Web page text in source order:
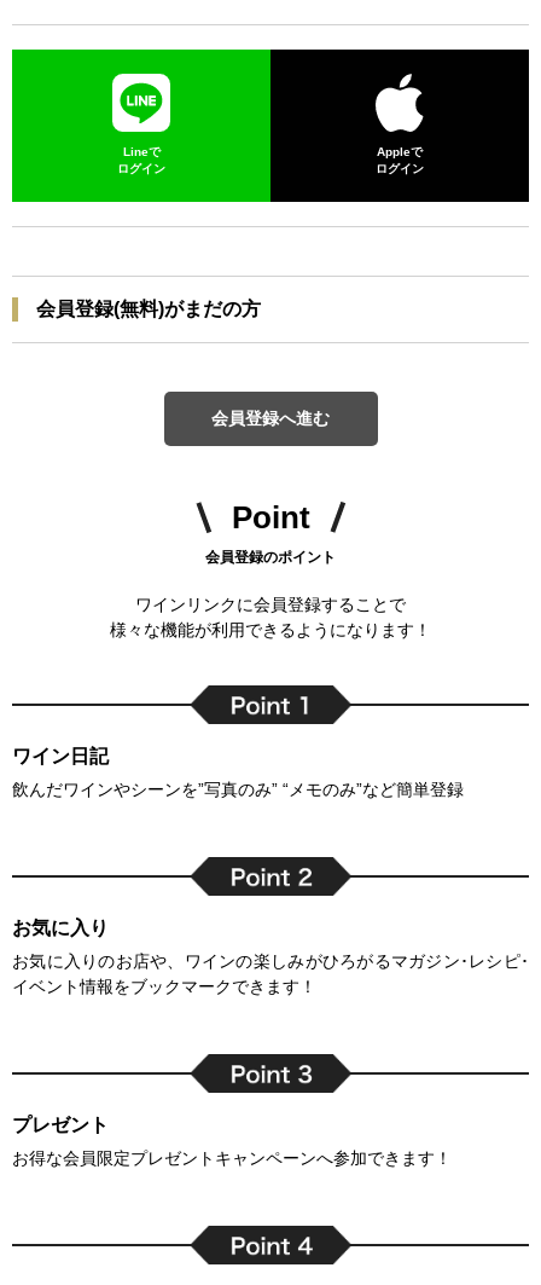
Lineで
ログイン
Appleで
ログイン
会員登録(無料)がまだの方
会員登録へ進む
Point
会員登録のポイント
ワインリンクに会員登録することで
様々な機能が利用できるようになります！
ワイン日記
飲んだワインやシーンを”写真のみ” “メモのみ”など簡単登録
お気に入り
お気に入りのお店や、ワインの楽しみがひろがるマガジン･レシピ･
イベント情報をブックマークできます！
プレゼント
お得な会員限定プレゼントキャンペーンへ参加できます！